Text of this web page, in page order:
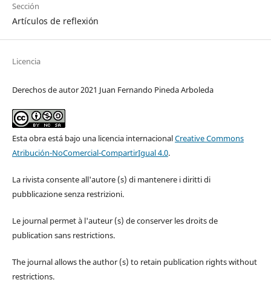
Sección
Artículos de reflexión
Licencia
Derechos de autor 2021 Juan Fernando Pineda Arboleda
Esta obra está bajo una licencia internacionalCreative Commons
Atribución-NoComercial-CompartirIgual 4.0.
La rivista consente all'autore (s) di mantenere i diritti di
pubblicazione senza restrizioni.
Le journal permet à l'auteur (s) de conserver les droits de
publication sans restrictions.
The journal allows the author (s) to retain publication rights without
restrictions.